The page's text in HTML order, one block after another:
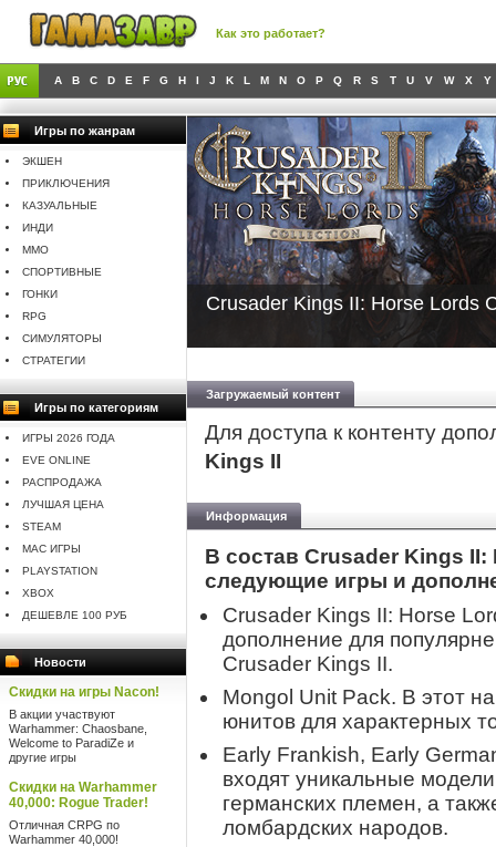
Как это работает?
A B C D E F G H I J K L M N O P Q R S T U V W X Y
Игры по жанрам
ЭКШЕН
ПРИКЛЮЧЕНИЯ
КАЗУАЛЬНЫЕ
ИНДИ
MMO
СПОРТИВНЫЕ
ГОНКИ
RPG
СИМУЛЯТОРЫ
СТРАТЕГИИ
Игры по категориям
ИГРЫ 2026 ГОДА
EVE ONLINE
РАСПРОДАЖА
ЛУЧШАЯ ЦЕНА
STEAM
MAC ИГРЫ
PLAYSTATION
XBOX
ДЕШЕВЛЕ 100 РУБ
Новости
Скидки на игры Nacon!
В акции участвуют
Warhammer: Chaosbane,
Welcome to ParadiZe и
другие игры
Скидки на Warhammer
40,000: Rogue Trader!
Отличная CRPG по
Warhammer 40,000!
Crusader Kings II: Horse Lords
Загружаемый контент
Для доступа к контенту
Kings II
Информация
В состав Crusader Kings
следующие игры и
Crusader Kings II: Horse
дополнение для
Crusader Kings II.
Mongol Unit Pack. В этот
юнитов для характерных
Early Frankish, Early
входят уникальные
германских племен, а
ломбардских народов.